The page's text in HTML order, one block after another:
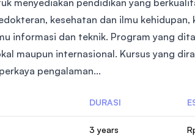
menyediakan pendidikan yang
kesehatan dan ilmu kehidupan,
informasi dan teknik. Program yang
maupun internasional. Kursus yang
pengalaman...
DURASI
3 years